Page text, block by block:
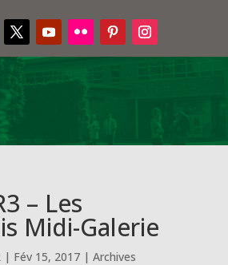
– Les
Midi-Galerie
| Fév 15, 2017| Archives